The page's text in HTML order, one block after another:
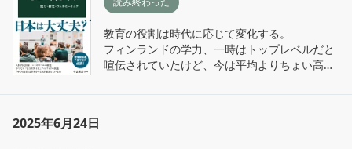
教育の役割は時代に応じて変化する。
フィンランドの学力、一時はトップレベルだと
喧伝されていたけど、今は平均よりちょい高め
2025年6月24日